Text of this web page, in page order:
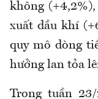
không
xuất dầu khí
quy mô dòng
hưởng lan tỏa
Trong tuần